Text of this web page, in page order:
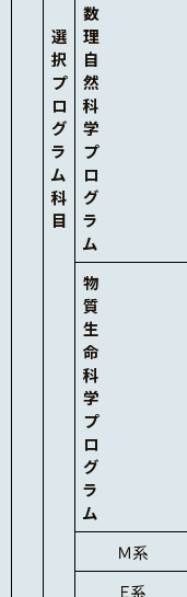
選
択
プ
ロ
グ
ラ
ム
科
目
数
理
自
然
科
学
プ
ロ
グ
ラ
ム
物
質
生
命
科
学
プ
ロ
グ
ラ
ム
Ｍ系
Ｅ系